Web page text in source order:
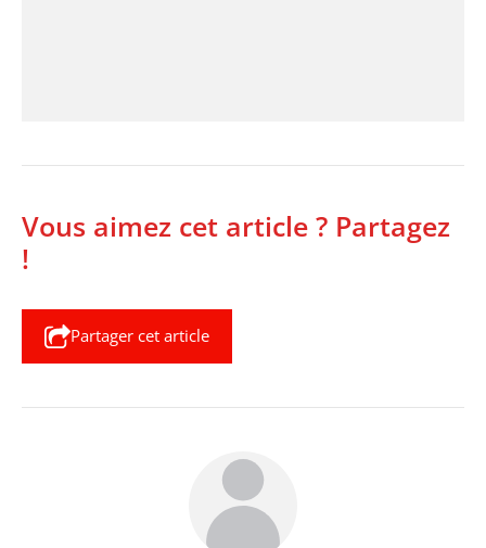
Vous aimez cet article ? Partagez
!
Partager cet article